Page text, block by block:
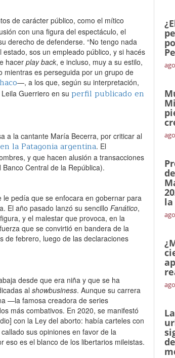
de carácter público, como el mítico
con una figura del espectáculo, el
derecho de defenderse. “No tengo nada
sos un empleado público, y si hacés
hacer play back, e incluso, muy a su estilo,
mientras es perseguida por un grupo de
—, a los que, según su interpretación,
Guerriero en su perfil publicado en
a la cantante María Becerra, por criticar al
la Patagonia argentina. El
y que hacen alusión a transacciones
Banco Central de la República).
pedía que se enfocara en gobernar para
El año pasado lanzó su sencillo Fanático,
y el malestar que provoca, en la
que se convirtió en bandera de la
de febrero, luego de las declaraciones
desde que era niña y que se ha
al showbusiness. Aunque su carrera
—la famosa creadora de series
más combativos. En 2020, se manifestó
con la Ley del aborto: había carteles con
sus opiniones en favor de la
eso es el blanco de los libertarios mileistas.
la